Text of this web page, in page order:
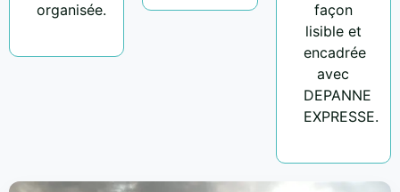
organisée.
façon
lisible et
encadrée
avec
DEPANNE
EXPRESSE.